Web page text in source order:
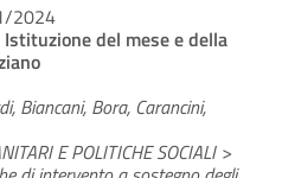
2024
del mese e della
Biancani, Bora, Carancini,
E POLITICHE SOCIALI >